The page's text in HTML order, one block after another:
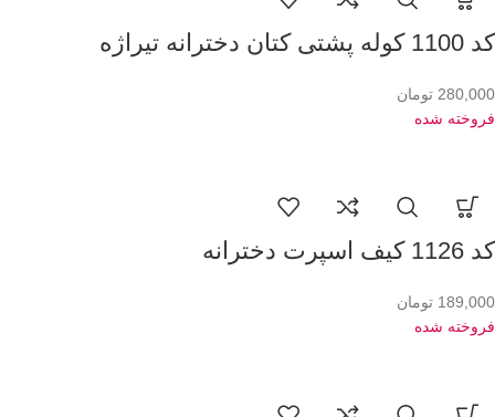
کد 1100 کوله پشتی کتان دخترانه تیراژه
280,000 تومان
فروخته شده
کد 1126 کیف اسپرت دخترانه
189,000 تومان
فروخته شده